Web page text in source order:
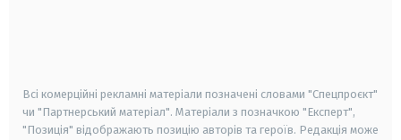
Всі комерційні рекламні матеріали позначені словами "Спецпроєкт"
чи "Партнерський матеріал". Матеріали з позначкою "Експерт",
"Позиція" відображають позицію авторів та героїв. Редакція може